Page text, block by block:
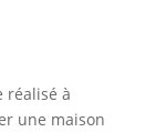
réalisé à
une maison